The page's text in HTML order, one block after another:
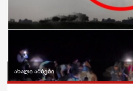
ინტერვიუ
შოუბიზნესი
ჯანდაცვა
კულტურა
გართობა
ახალი ამბები